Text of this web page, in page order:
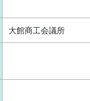
大館商工会議所